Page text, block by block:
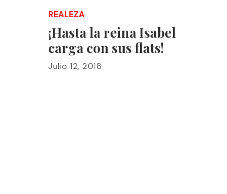
REALEZA
¡Hasta la reina Isabel
carga con sus flats!
Julio 12, 2018